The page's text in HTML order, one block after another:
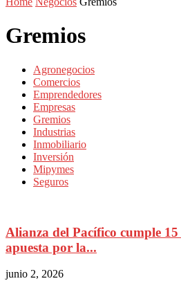
Gremios
Agronegocios
Comercios
Emprendedores
Empresas
Gremios
Industrias
Inmobiliario
Inversión
Mipymes
Seguros
Alianza del Pacífico cumple
apuesta por la...
junio 2, 2026